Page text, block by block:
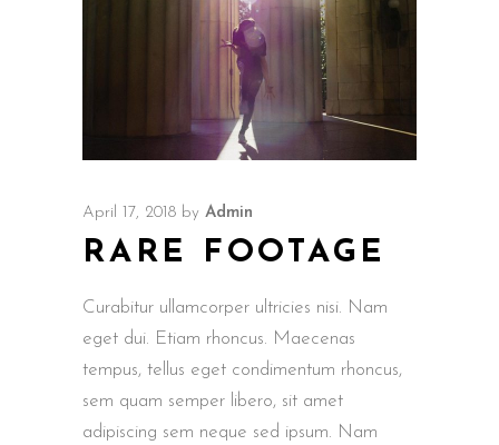
April 17, 2018 by Admin
RARE FOOTAGE
Curabitur ullamcorper ultricies nisi. Nam
eget dui. Etiam rhoncus. Maecenas
tempus, tellus eget condimentum rhoncus,
sem quam semper libero, sit amet
adipiscing sem neque sed ipsum. Nam